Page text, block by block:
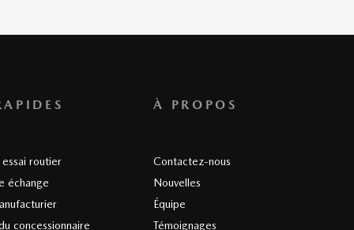
essai routier
échange
concessionnaire
À PROPOS
Contactez-nous
Nouvelles
Équipe
Témoignages